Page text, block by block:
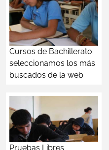
Cursos de Bachillerato:
seleccionamos los más
buscados de la web
Pruebas Libres